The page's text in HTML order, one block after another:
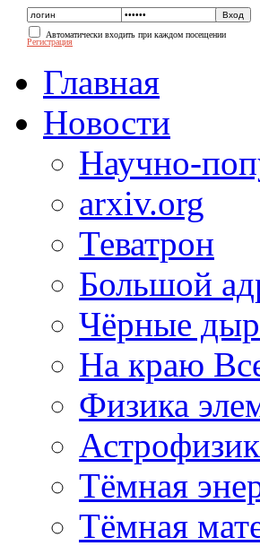
Автоматически входить при каждом посещении
Регистрация
Главная
Новости
Научно-
arxiv.org
Теватрон
Большой
Чёрные
На краю
Физика
Тёмная
Тёмная